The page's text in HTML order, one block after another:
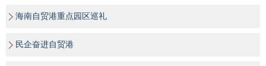
海南自贸港重点园区巡礼
民企奋进自贸港